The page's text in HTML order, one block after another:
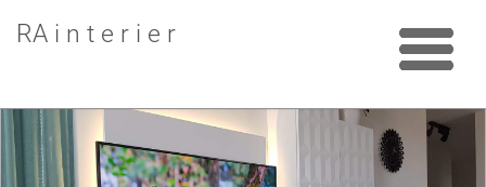
RA i n t e r i e r